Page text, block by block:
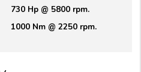
730 Hp @ 5800 rpm.
1000 Nm @ 2250 rpm.